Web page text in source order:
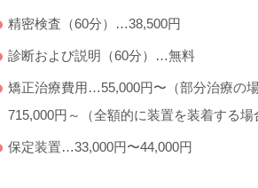
精密検査（60分）…38,500円
診断および説明（60分）…無料
矯正治療費用…55,000円〜（部分治療の場
715,000円～（全額的に装置を装着する場
保定装置…33,000円〜44,000円